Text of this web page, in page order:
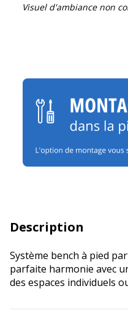
Visuel d'ambiance non
Description
Système bench à pied
parfaite harmonie avec
des espaces individuels